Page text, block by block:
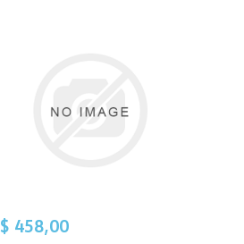
$ 458,00